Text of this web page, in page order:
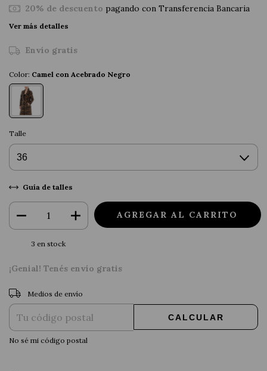
20% de descuento pagando con Transferencia Bancaria
Ver más detalles
Envío gratis
Color: Camel con Acebrado Negro
Talle
Guía de talles
3 en stock
¡Genial! Tenés envío gratis
Entregas para el CP:
Medios de envío
CALCULAR
No sé mi código postal